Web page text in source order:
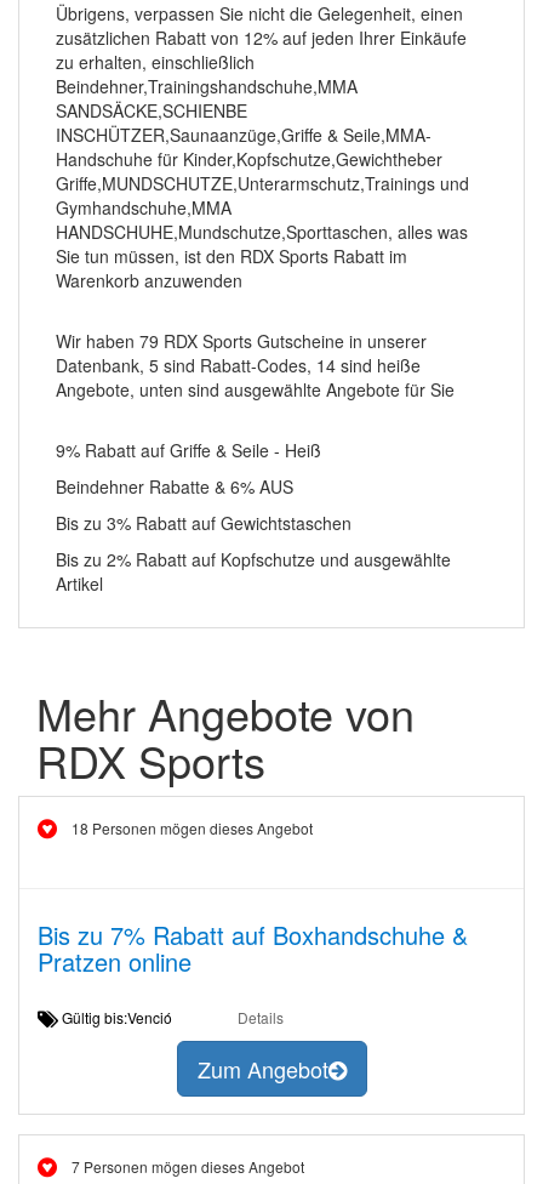
Übrigens, verpassen Sie nicht die Gelegenheit, einen
zusätzlichen Rabatt von 12% auf jeden Ihrer Einkäufe
zu erhalten, einschließlich
Beindehner,Trainingshandschuhe,MMA
SANDSÄCKE,SCHIENBE
INSCHÜTZER,Saunaanzüge,Griffe & Seile,MMA-
Handschuhe für Kinder,Kopfschutze,Gewichtheber
Griffe,MUNDSCHUTZE,Unterarmschutz,Trainings und
Gymhandschuhe,MMA
HANDSCHUHE,Mundschutze,Sporttaschen, alles was
Sie tun müssen, ist den RDX Sports Rabatt im
Warenkorb anzuwenden
Wir haben 79 RDX Sports Gutscheine in unserer
Datenbank, 5 sind Rabatt-Codes, 14 sind heiße
Angebote, unten sind ausgewählte Angebote für Sie
9% Rabatt auf Griffe & Seile - Heiß
Beindehner Rabatte & 6% AUS
Bis zu 3% Rabatt auf Gewichtstaschen
Bis zu 2% Rabatt auf Kopfschutze und ausgewählte
Artikel
Mehr Angebote von
RDX Sports
18 Personen mögen dieses Angebot
Bis zu 7% Rabatt auf Boxhandschuhe &
Pratzen online
Gültig bis:Venció Details
Zum Angebot
7 Personen mögen dieses Angebot